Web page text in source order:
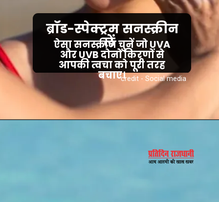
credit - Social media
ऐसा सनस्क्रीन चुनें जो UVA
और UVB दोनों किरणों से
आपकी त्वचा को पूरी तरह
बचाए।
ब्रॉड-स्पेक्ट्रम सनस्क्रीन
लें